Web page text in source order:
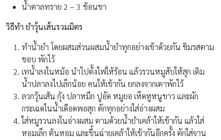
น้ำตาลทราย 2 – 3 ช้อนชา
วิธีทำ ยำวุ้นเส้นรวมมิตร
ทำน้ำยำ โดยผสมส่วนผสมน้ำยำทุกอย่างเข้าด้วยกัน ชิมรสตาม
ชอบ พักไว้
เทน้ำลงในหม้อ นำไปตั้งไฟให้ร้อน แล้วรวนหมูสับให้สุก เติม
น้ำปลาลงไปเล็กน้อย คนให้เข้ากัน ยกลงจากเตาพักไว้
ลวกวุ้นเส้น กุ้ง ปลาหมึก ปูอัด หมูยอ เห็ดหูหนูขาว และผัก
กระเฉดในน้ำเดือดพอสุก ตักทุกอย่างใส่อ่างผสม
ใส่หมูรวนลงในอ่างผสม ตามด้วยน้ำยำเคล้าให้เข้ากัน แล้วใส่
หอมเล็ก ต้นหอม และขึ้นฉ่ายเคล้าให้เข้ากันอีกครั้ง ตักใส่จาน